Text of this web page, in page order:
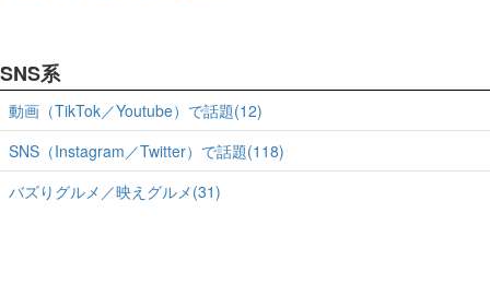
SNS系
動画（TikTok／Youtube）で話題(12)
SNS（Instagram／Twitter）で話題(118)
バズりグルメ／映えグルメ(31)